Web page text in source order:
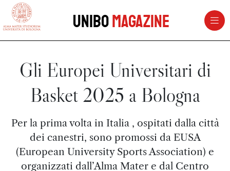
vai al contenuto della pagina
UniboMagazine
Gli Europei Universitari di
Basket 2025 a Bologna
Per la prima volta in Italia , ospitati dalla città
dei canestri, sono promossi da EUSA
(European University Sports Association) e
organizzati dall’Alma Mater e dal Centro